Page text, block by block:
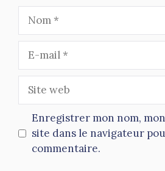
mail
web
Enregistrer mon nom,
site dans le navigateur
commentaire.